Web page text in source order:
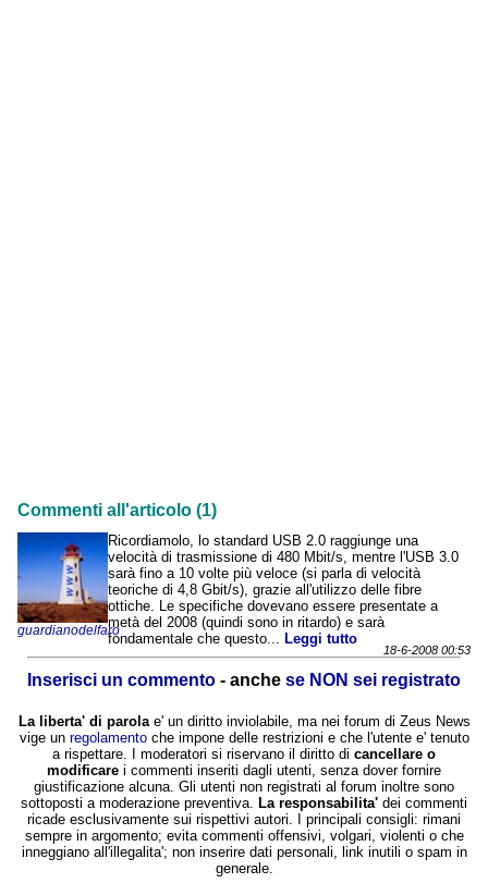
Commenti all'articolo (1)
guardianodelfaro
Ricordiamolo, lo standard USB 2.0 raggiunge una
velocità di trasmissione di 480 Mbit/s, mentre l'USB 3.0
sarà fino a 10 volte più veloce (si parla di velocità
teoriche di 4,8 Gbit/s), grazie all'utilizzo delle fibre
ottiche. Le specifiche dovevano essere presentate a
metà del 2008 (quindi sono in ritardo) e sarà
fondamentale che questo... Leggi tutto
18-6-2008 00:53
Inserisci un commento - anche se NON sei registrato
La liberta' di parolae' un diritto inviolabile, ma nei forum di Zeus News
vige un regolamentoche impone delle restrizioni e che l'utente e' tenuto
a rispettare. I moderatori si riservano il diritto di cancellare o
modificare i commenti inseriti dagli utenti, senza dover fornire
giustificazione alcuna. Gli utenti non registrati al forum inoltre sono
sottoposti a moderazione preventiva. La responsabilita' dei commenti
ricade esclusivamente sui rispettivi autori. I principali consigli: rimani
sempre in argomento; evita commenti offensivi, volgari, violenti o che
inneggiano all'illegalita'; non inserire dati personali, link inutili o spam in
generale.